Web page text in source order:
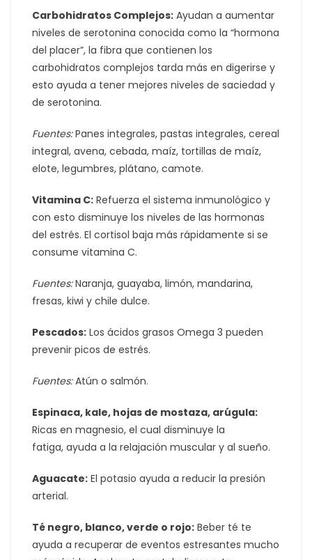
Carbohidratos Complejos: Ayudan a aumentar
niveles de serotonina conocida como la “hormona
del placer”, la fibra que contienen los
carbohidratos complejos tarda más en digerirse y
esto ayuda a tener mejores niveles de saciedad y
de serotonina.
Fuentes:Panes integrales, pastas integrales, cereal
integral, avena, cebada, maíz, tortillas de maíz,
elote, legumbres, plátano, camote.
Vitamina C: Refuerza el sistema inmunológico y
con esto disminuye los niveles de las hormonas
del estrés. El cortisol baja más rápidamente si se
consume vitamina C.
Fuentes:Naranja, guayaba, limón, mandarina,
fresas, kiwi y chile dulce.
Pescados: Los ácidos grasos Omega 3 pueden
prevenir picos de estrés.
Fuentes:Atún o salmón.
Espinaca, kale, hojas de mostaza, arúgula:
Ricas en magnesio, el cual disminuye la
fatiga, ayuda a la relajación muscular y al sueño.
Aguacate: El potasio ayuda a reducir la presión
arterial.
Té negro, blanco, verde o rojo: Beber té te
ayuda a recuperar de eventos estresantes mucho